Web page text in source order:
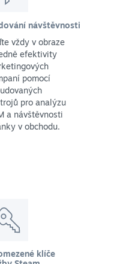
návštěvnosti
vždy v obraze
efektivity
pomocí
pro analýzu
a návštěvnosti
v obchodu.
klíče